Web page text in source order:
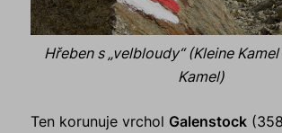
Hřeben s „velbloudy“ (Kleine
Kamel)
Ten korunuje vrchol Galenstock